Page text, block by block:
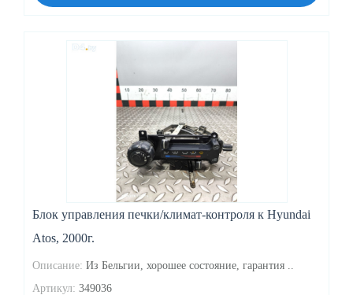
Блок управления печки/климат-контроля к Hyundai
Atos, 2000г.
Описание: Из Бельгии, хорошее состояние, гарантия ..
Артикул: 349036